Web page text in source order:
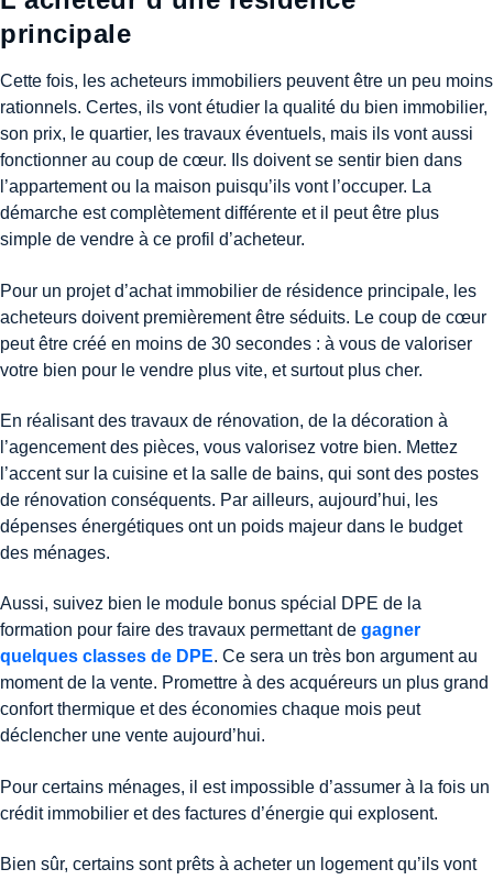
principale
Cette fois, les acheteurs immobiliers peuvent être un peu moins
rationnels. Certes, ils vont étudier la qualité du bien immobilier,
son prix, le quartier, les travaux éventuels, mais ils vont aussi
fonctionner au coup de cœur. Ils doivent se sentir bien dans
l’appartement ou la maison puisqu’ils vont l’occuper. La
démarche est complètement différente et il peut être plus
simple de vendre à ce profil d’acheteur.
Pour un projet d’achat immobilier de résidence principale, les
acheteurs doivent premièrement être séduits. Le coup de cœur
peut être créé en moins de 30 secondes : à vous de valoriser
votre bien pour le vendre plus vite, et surtout plus cher.
En réalisant des travaux de rénovation, de la décoration à
l’agencement des pièces, vous valorisez votre bien. Mettez
l’accent sur la cuisine et la salle de bains, qui sont des postes
de rénovation conséquents. Par ailleurs, aujourd’hui, les
dépenses énergétiques ont un poids majeur dans le budget
des ménages.
Aussi, suivez bien le module bonus spécial DPE de la
formation pour faire des travaux permettant de gagner
quelques classes de DPE. Ce sera un très bon argument au
moment de la vente. Promettre à des acquéreurs un plus grand
confort thermique et des économies chaque mois peut
déclencher une vente aujourd’hui.
Pour certains ménages, il est impossible d’assumer à la fois un
crédit immobilier et des factures d’énergie qui explosent.
Bien sûr, certains sont prêts à acheter un logement qu’ils vont